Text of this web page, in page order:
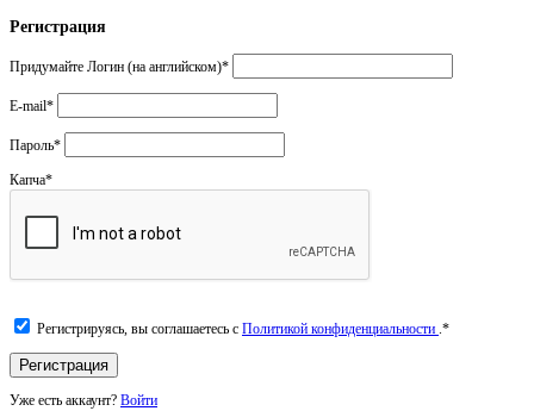
Регистрация
Придумайте Логин (на английском)*
E-mail*
Пароль*
Капча*
Регистрируясь, вы соглашаетесь с Политикой конфиденциальности .*
Уже есть аккаунт? Войти